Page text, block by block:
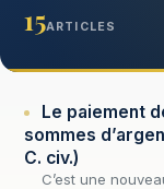
15ARTICLES
Le paiement
sommes
C. civ.)
C’est une